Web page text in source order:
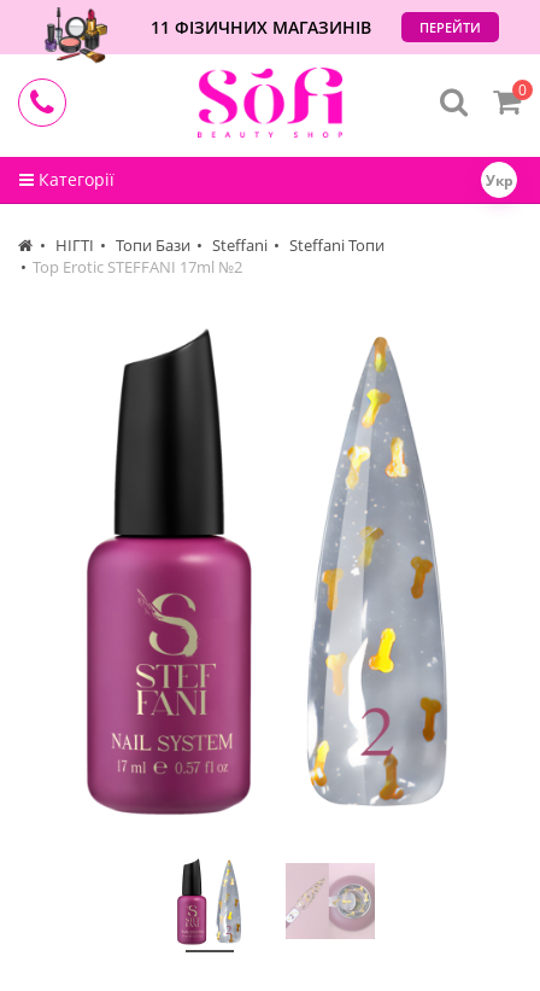
11 ФІЗИЧНИХ МАГАЗИНІВ ПЕРЕЙТИ
Категорії Укр
0
НІГТІ Топи Бази Steffani
Steffani Топи
Top Erotic STEFFANI 17ml №2